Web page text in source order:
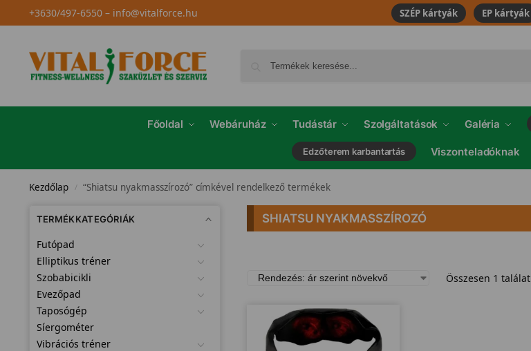
+3630/497-6550– info@vitalforce.hu SZÉP kártyák EP kártyák
Főoldal Webáruház Tudástár Szolgáltatások Galéria
Edzőterem karbantartás Viszonteladóknak
Kezdőlap / “Shiatsu nyakmasszírozó” címkével rendelkező termékek
SHIATSU NYAKMASSZÍROZÓ
Összesen 1 találat
TERMÉKKATEGÓRIÁK
Futópad
Elliptikus tréner
Szobabicikli
Evezőpad
Taposógép
Síergométer
Vibrációs tréner